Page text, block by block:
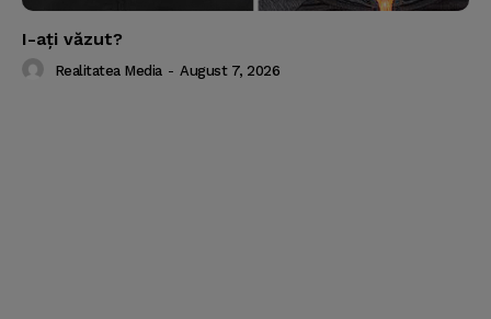
I-aţi văzut?
Realitatea Media - August 7, 2026